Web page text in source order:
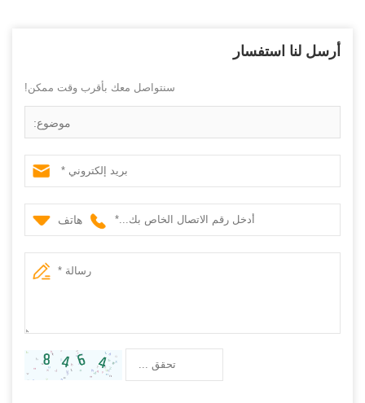
أرسل لنا استفسار
سنتواصل معك بأقرب وقت ممكن!
موضوع:
هاتف